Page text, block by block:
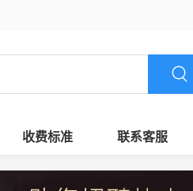
收费标准 联系客服